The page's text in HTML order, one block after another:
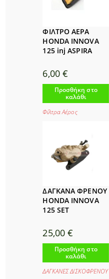
ΦΙΛΤΡΟ ΑΕΡΑ
HONDA INNOVA
125 inj ASPIRA
6,00 €
Προσθήκη στο
καλάθι
Φίλτρα Αέρος
ΔΑΓΚΑΝΑ ΦΡΕΝΟΥ
HONDA INNOVA
125 SET
25,00€
Προσθήκη στο
καλάθι
ΔΑΓΚΑΝΕΣ ΔΙΣΚΟΦΡΕΝΟΥ